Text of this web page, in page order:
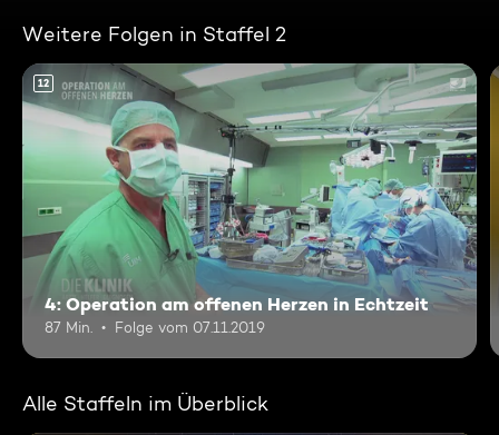
Weitere Folgen in Staffel 2
12
4: Operation am offenen Herzen in Echtzeit
87 Min. Folge vom 07.11.2019
Alle Staffeln im Überblick